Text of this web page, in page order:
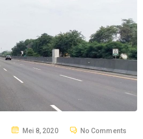
PMei 8, 2020 No Comments